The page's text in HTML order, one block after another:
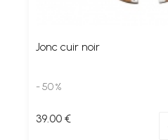
Jonc cuir noir
- 50 %
39.00 €